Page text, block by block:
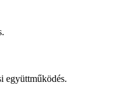
együttműködés.